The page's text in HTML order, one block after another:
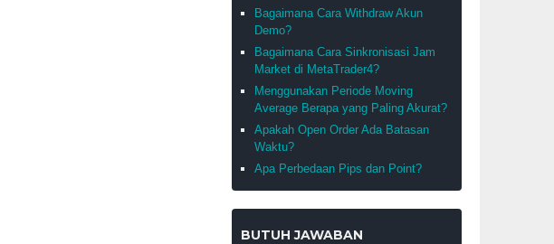
Bagaimana Cara Withdraw Akun
Demo?
Bagaimana Cara Sinkronisasi Jam
Market di MetaTrader4?
Menggunakan Periode Moving
Average Berapa yang Paling Akurat?
Apakah Open Order Ada Batasan
Waktu?
Apa Perbedaan Pips dan Point?
BUTUH JAWABAN